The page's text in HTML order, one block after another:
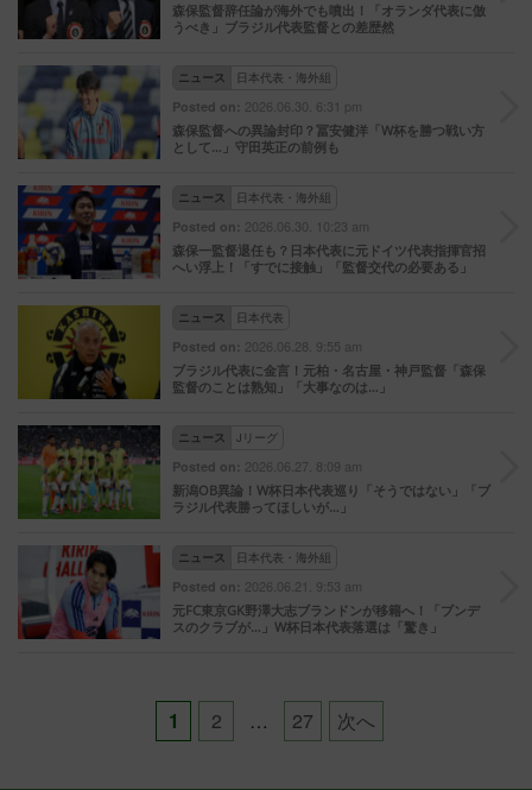
森保監督辞任論が海外でも噴出！「オランダ代表に倣
うべき」ブラジル代表監督との差歴然
ニュース 日本代表・海外組
Posted on: 2026.06.30. 6:31 pm
森保監督への異論封印？冨安健洋「W杯を勝つ戦い方
として…」守田英正の前例も
ニュース 日本代表・海外組
Posted on: 2026.06.30. 10:23 am
森保一監督退任も？日本代表に元ドイツ代表指揮官招
へい浮上！「すでに接触」「監督交代の必要ある」
ニュース 日本代表
Posted on: 2026.06.28. 9:55 am
ブラジル代表に金言！元柏・名古屋・神戸監督「森保
監督のことは熟知」「大事なのは…」
ニュース Jリーグ
Posted on: 2026.06.27. 8:09 am
新潟OB異論！W杯日本代表巡り「そうではない」「ブ
ラジル代表勝ってほしいが…」
ニュース 日本代表・海外組
Posted on: 2026.06.21. 9:53 am
元FC東京GK野澤大志ブランドンが移籍へ！「ブンデ
スのクラブが…」W杯日本代表落選は「驚き」
Posts
pagination
1 2 … 27 次へ